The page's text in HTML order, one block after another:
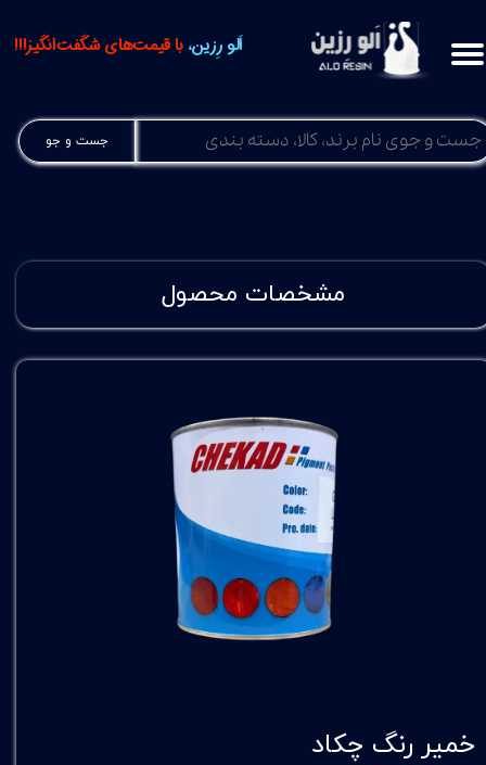
جست و جو
اَلو رِزین، با قیمت‌های شگفت‌انگیز!!!
مشخصات محصول
خمیر رنگ چکاد